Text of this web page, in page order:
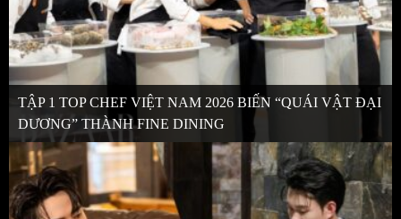
TẬP 1 TOP CHEF VIỆT NAM 2026 BIẾN “QUÁI VẬT ĐẠI
DƯƠNG” THÀNH FINE DINING